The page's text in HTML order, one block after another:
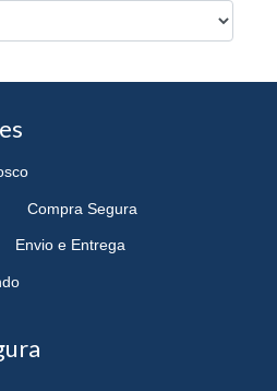
Compra Segura
Envio e Entrega